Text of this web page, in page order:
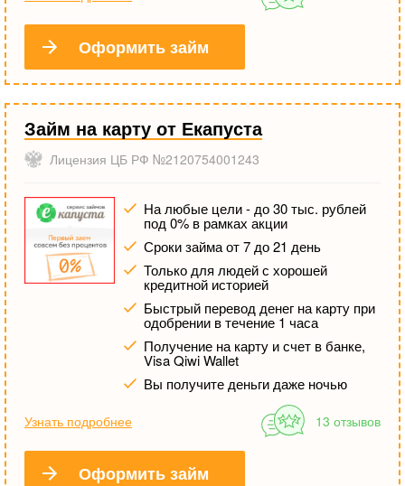
Оформить займ
Займ на карту от Екапуста
Лицензия ЦБ РФ №2120754001243
На любые цели - до 30 тыс. рублей
под 0% в рамках акции
Сроки займа от 7 до 21 день
Только для людей с хорошей
кредитной историей
Быстрый перевод денег на карту при
одобрении в течение 1 часа
Получение на карту и счет в банке,
Visa Qiwi Wallet
Вы получите деньги даже ночью
Узнать подробнее 13 отзывов
Оформить займ